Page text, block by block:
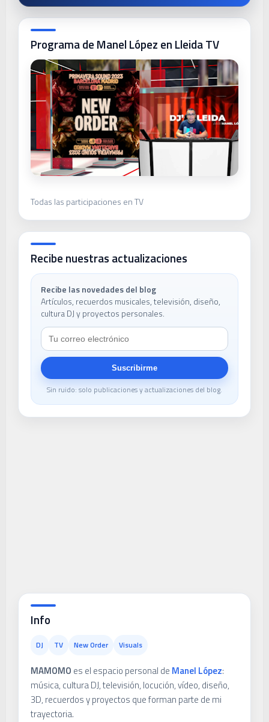
Programa de Manel López en Lleida TV
Todas las participaciones en TV
Recibe nuestras actualizaciones
Recibe las novedades del blog
Artículos, recuerdos musicales, televisión, diseño,
cultura DJ y proyectos personales.
Suscribirme
Sin ruido: solo publicaciones y actualizaciones del blog.
Info
DJ TV New Order Visuals
MAMOMO es el espacio personal de Manel López:
música, cultura DJ, televisión, locución, vídeo, diseño,
3D, recuerdos y proyectos que forman parte de mi
trayectoria.